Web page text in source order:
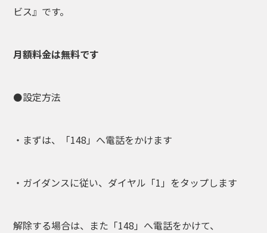
ビス』です。
月額料金は無料です
⚫️設定方法
・まずは、「148」へ電話をかけます
・ガイダンスに従い、ダイヤル「1」をタップします
解除する場合は、また「148」へ電話をかけて、